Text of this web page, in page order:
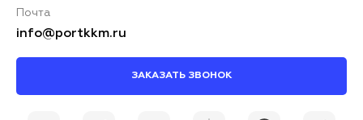
Почта
info@portkkm.ru
ЗАКАЗАТЬ ЗВОНОК